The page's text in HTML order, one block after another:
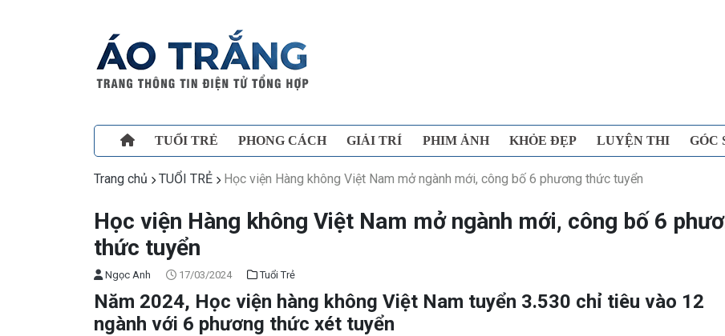
TUỔI TRẺ PHONG CÁCH GIẢI TRÍ PHIM ẢNH KHỎE ĐẸP LUYỆN THI GÓC
Trang chủ TUỔI TRẺ Học viện Hàng không Việt Nam mở ngành mới, công bố 6 phương thức tuyển
Học viện Hàng không Việt Nam mở ngành mới, công bố 6
thức tuyển
Ngọc Anh 17/03/2024 Tuổi Trẻ
Năm 2024, Học viện hàng không Việt Nam tuyển 3.530 chỉ tiêu vào 12
ngành với 6 phương thức xét tuyển